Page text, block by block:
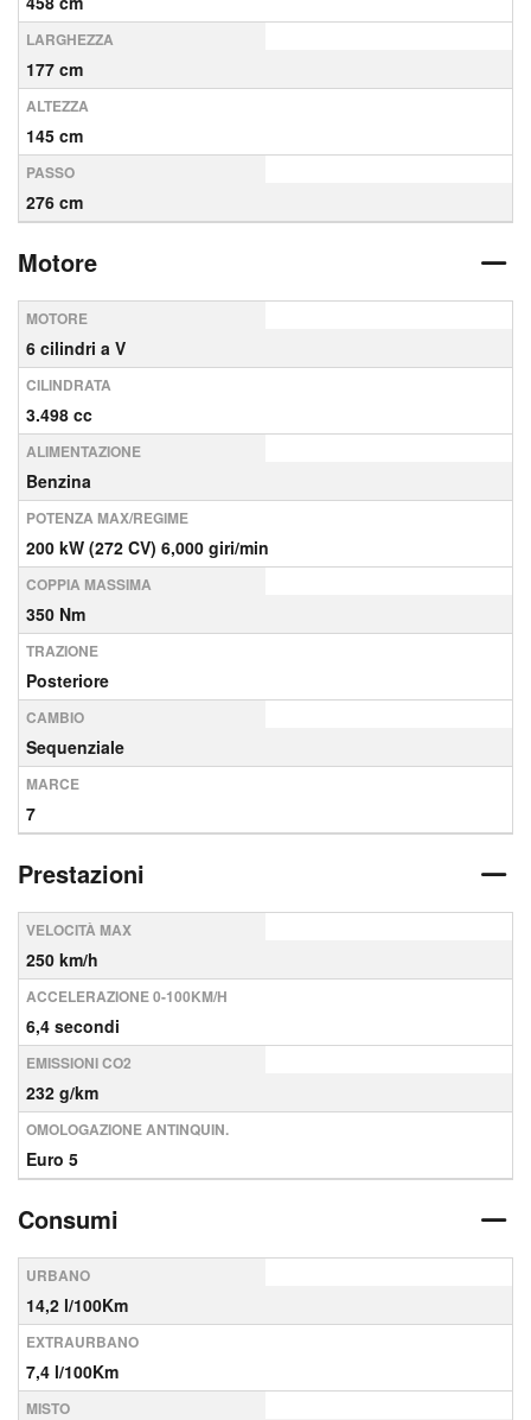
LARGHEZZA
177 cm
ALTEZZA
145 cm
PASSO
276 cm
Motore
MOTORE
6 cilindri a V
CILINDRATA
3.498 cc
ALIMENTAZIONE
Benzina
POTENZA MAX/REGIME
200 kW (272 CV) 6,000 giri/min
COPPIA MASSIMA
350 Nm
TRAZIONE
Posteriore
CAMBIO
Sequenziale
MARCE
7
Prestazioni
VELOCITÀ MAX
250 km/h
ACCELERAZIONE 0-100KM/H
6,4 secondi
EMISSIONI CO2
232 g/km
OMOLOGAZIONE ANTINQUIN.
Euro 5
Consumi
URBANO
14,2 l/100Km
EXTRAURBANO
7,4 l/100Km
MISTO